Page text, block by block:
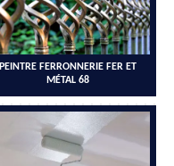
PEINTRE FERRONNERIE FER ET
MÉTAL 68